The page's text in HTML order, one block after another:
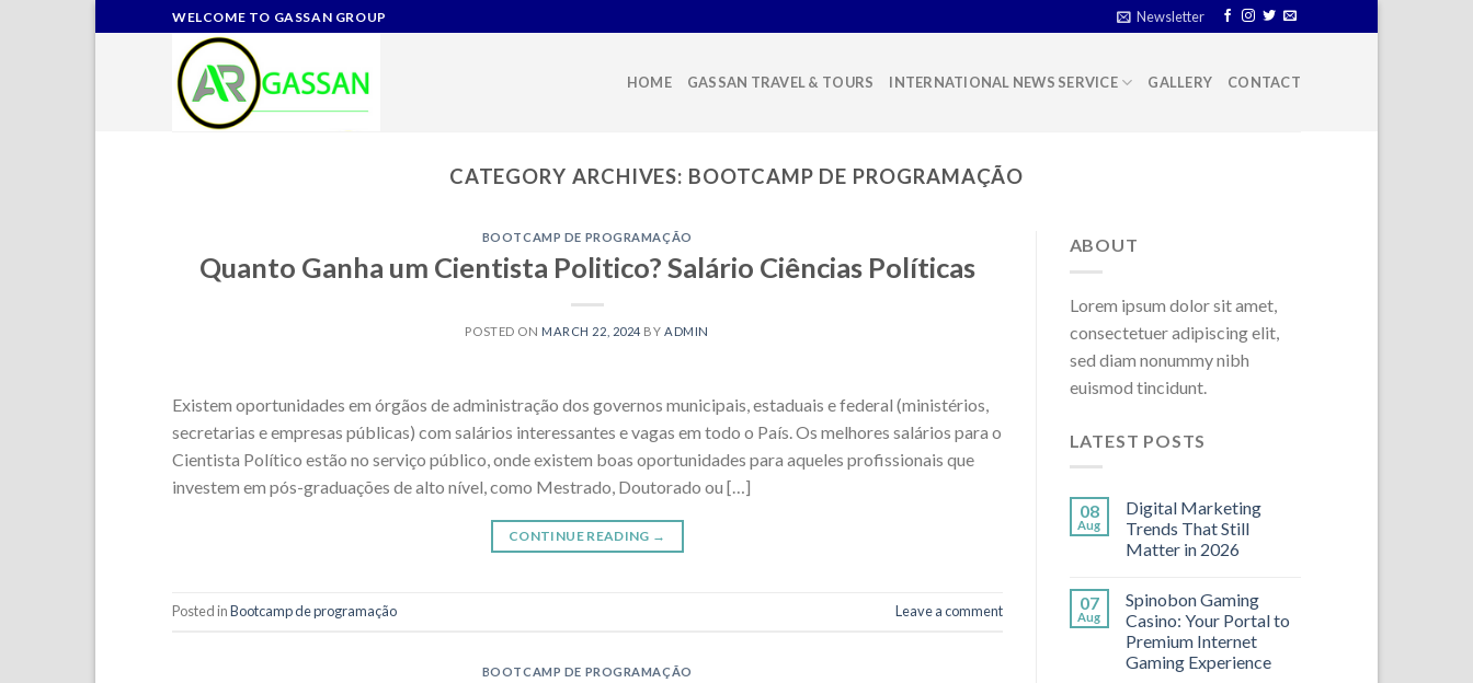
to
WELCOME TO GASSAN GROUP Newsletter
HOME GASSAN TRAVEL & TOURS INTERNATIONAL NEWS SERVICE GALLERY CONTACT
CATEGORY ARCHIVES: BOOTCAMP DE PROGRAMAÇÃO
BOOTCAMP DE PROGRAMAÇÃO
Quanto Ganha um Cientista Politico? Salário Ciências Políticas
POSTED ON MARCH 22, 2024 BYADMIN
Existem oportunidades em órgãos de administração dos governos municipais, estaduais e federal (ministérios,
secretarias e empresas públicas) com salários interessantes e vagas em todo o País. Os melhores salários para o
Cientista Político estão no serviço público, onde existem boas oportunidades para aqueles profissionais que
investem em pós-graduações de alto nível, como Mestrado, Doutorado ou […]
CONTINUE READING →
Posted inBootcamp de programação Leave a comment
BOOTCAMP DE PROGRAMAÇÃO
ABOUT
Lorem ipsum dolor sit amet,
consectetuer adipiscing elit,
sed diam nonummy nibh
euismod tincidunt.
LATEST POSTS
08
Aug
Digital Marketing
Trends That Still
Matter in 2026
07
Aug
Spinobon Gaming
Casino: Your Portal to
Premium Internet
Gaming Experience